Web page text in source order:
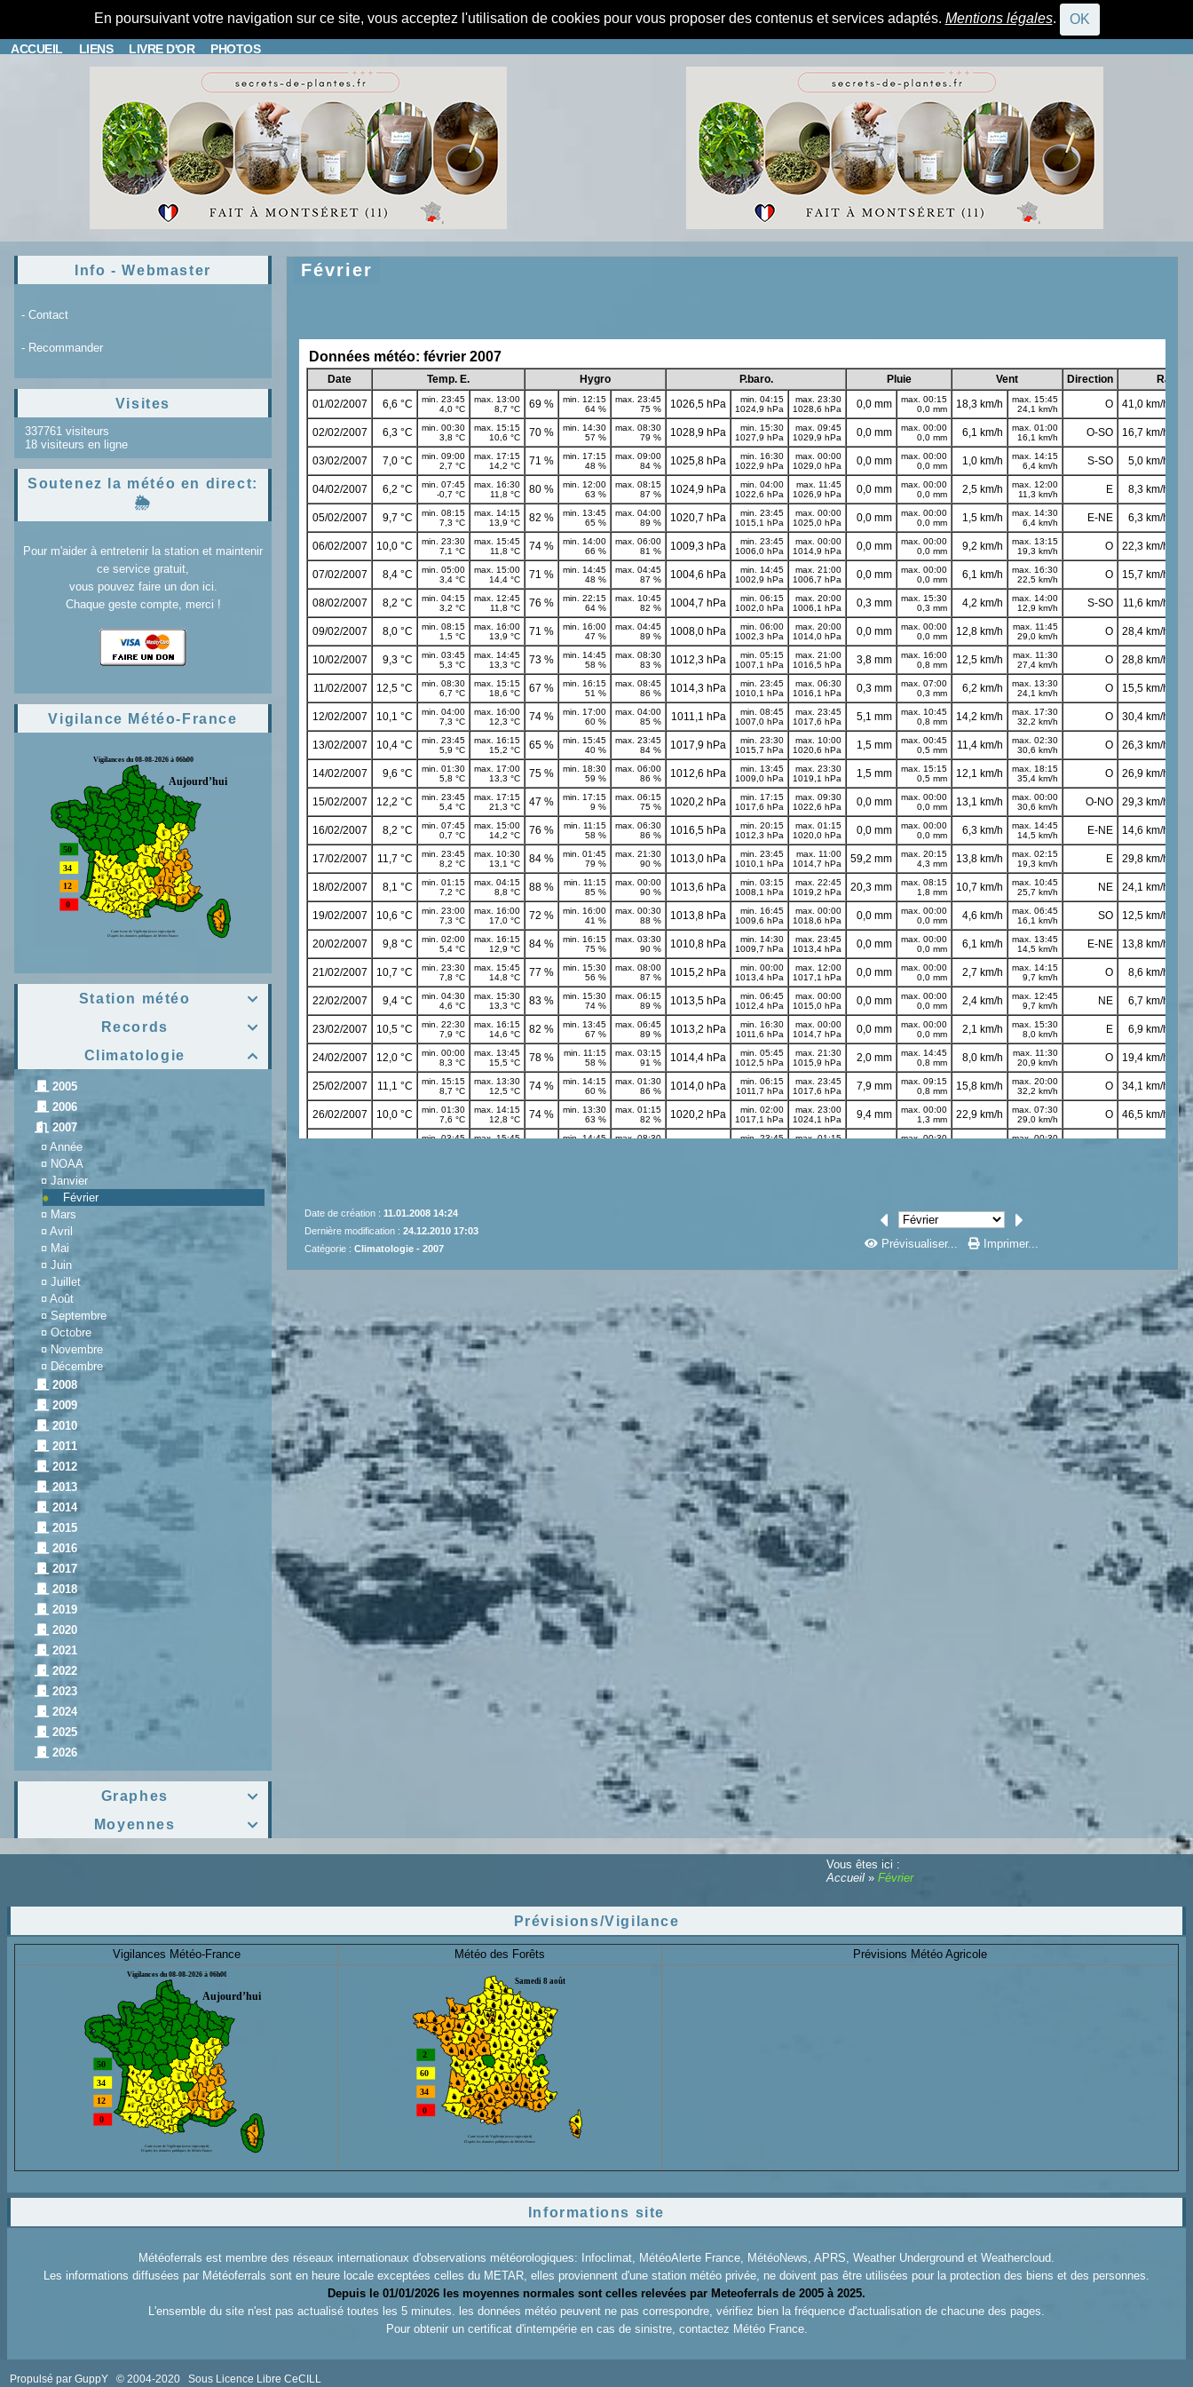
En poursuivant votre navigation sur ce site, vous acceptez l'utilisation de cookies pour vous proposer des contenus et services adaptés. Mentions légales. OK
ACCUEIL
CONNEXION
LIENS LIVRE D'OR PHOTOS
Info - Webmaster
- Contact
- Recommander
Visites
337761 visiteurs
18 visiteurs en ligne
Soutenez la météo en direct:
🌦️
Pour m'aider à entretenir la station et maintenir
ce service gratuit,
vous pouvez faire un don ici.
Chaque geste compte, merci !
Vigilance Météo-France

Station météo

Records

Climatologie
2005
2006
2007
¤ Année
¤ NOAA
¤ Janvier
Février
¤ Mars
¤ Avril
¤ Mai
¤ Juin
¤ Juillet
¤ Août
¤Septembre
¤ Octobre
¤ Novembre
¤ Décembre
2008
2009
2010
2011
2012
2013
2014
2015
2016
2017
2018
2019
2020
2021
2022
2023
2024
2025
2026

Graphes

Moyennes
Février
Date de création : 11.01.2008 14:24
Dernière modification : 24.12.2010 17:03
Catégorie : Climatologie - 2007 Prévisualiser... Imprimer...
Vous êtes ici :
Accueil»Février
Prévisions/Vigilance
Vigilances Météo-France Météo des Forêts Prévisions Météo Agricole
Informations site
Météoferrals est membre des réseaux internationaux d'observations météorologiques: Infoclimat, MétéoAlerte France, MétéoNews, APRS, Weather Underground et Weathercloud.
Les informations diffusées par Météoferrals sont en heure locale exceptées celles du METAR, elles proviennent d'une station météo privée, ne doivent pas être utilisées pour la protection des biens et des personnes.
Depuis le 01/01/2026 les moyennes normales sont celles relevées par Meteoferrals de 2005 à 2025.
L'ensemble du site n'est pas actualisé toutes les 5 minutes. les données météo peuvent ne pas correspondre, vérifiez bien la fréquence d'actualisation de chacune des pages.
Pour obtenir un certificat d'intempérie en cas de sinistre, contactez Météo France.
Propulsé par GuppY © 2004-2020 Sous Licence Libre CeCILL